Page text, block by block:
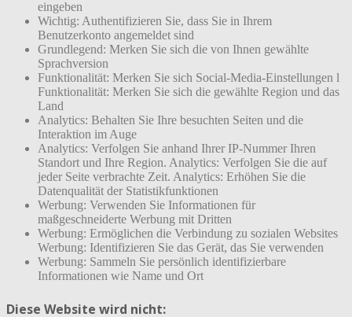
eingeben
Wichtig: Authentifizieren Sie, dass Sie in Ihrem
Benutzerkonto angemeldet sind
Grundlegend: Merken Sie sich die von Ihnen gewählte
Sprachversion
Funktionalität: Merken Sie sich Social-Media-Einstellungen l
Funktionalität: Merken Sie sich die gewählte Region und das
Land
Analytics: Behalten Sie Ihre besuchten Seiten und die
Interaktion im Auge
Analytics: Verfolgen Sie anhand Ihrer IP-Nummer Ihren
Standort und Ihre Region. Analytics: Verfolgen Sie die auf
jeder Seite verbrachte Zeit. Analytics: Erhöhen Sie die
Datenqualität der Statistikfunktionen
Werbung: Verwenden Sie Informationen für
maßgeschneiderte Werbung mit Dritten
Werbung: Ermöglichen die Verbindung zu sozialen Websites
Werbung: Identifizieren Sie das Gerät, das Sie verwenden
Werbung: Sammeln Sie persönlich identifizierbare
Informationen wie Name und Ort
Diese Website wird nicht: